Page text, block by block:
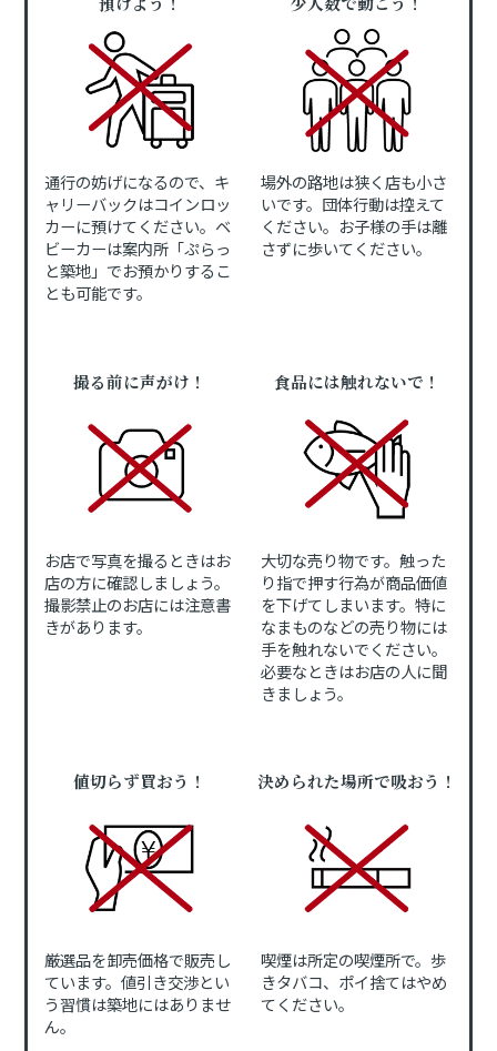
通行の妨げになるので、キ
ャリーバックはコインロッ
カーに預けてください。ベ
ビーカーは案内所「ぷらっ
と築地」でお預かりするこ
とも可能です。
場外の路地は狭く店も小さ
いです。団体行動は控えて
ください。お子様の手は離
さずに歩いてください。
撮る前に声がけ！
お店で写真を撮るときはお
店の方に確認しましょう。
撮影禁止のお店には注意書
きがあります。
食品には触れないで！
大切な売り物です。触った
り指で押す行為が商品価値
を下げてしまいます。特に
なまものなどの売り物には
手を触れないでください。
必要なときはお店の人に聞
きましょう。
値切らず買おう！
厳選品を卸売価格で販売し
ています。値引き交渉とい
う習慣は築地にはありませ
ん。
決められた場所で吸おう！
喫煙は所定の喫煙所で。歩
きタバコ、ポイ捨てはやめ
てください。